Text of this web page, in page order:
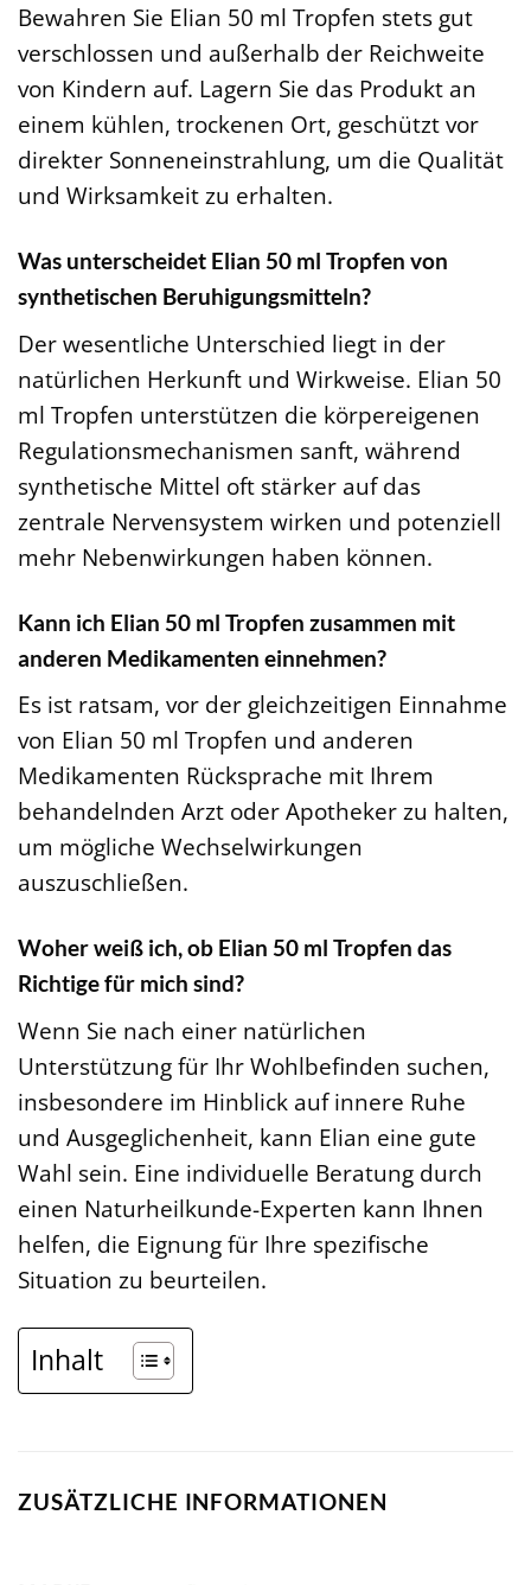
Bewahren Sie Elian 50 ml Tropfen stets gut
verschlossen und außerhalb der Reichweite
von Kindern auf. Lagern Sie das Produkt an
einem kühlen, trockenen Ort, geschützt vor
direkter Sonneneinstrahlung, um die Qualität
und Wirksamkeit zu erhalten.
Was unterscheidet Elian 50 ml Tropfen von
synthetischen Beruhigungsmitteln?
Der wesentliche Unterschied liegt in der
natürlichen Herkunft und Wirkweise. Elian 50
ml Tropfen unterstützen die körpereigenen
Regulationsmechanismen sanft, während
synthetische Mittel oft stärker auf das
zentrale Nervensystem wirken und potenziell
mehr Nebenwirkungen haben können.
Kann ich Elian 50 ml Tropfen zusammen mit
anderen Medikamenten einnehmen?
Es ist ratsam, vor der gleichzeitigen Einnahme
von Elian 50 ml Tropfen und anderen
Medikamenten Rücksprache mit Ihrem
behandelnden Arzt oder Apotheker zu halten,
um mögliche Wechselwirkungen
auszuschließen.
Woher weiß ich, ob Elian 50 ml Tropfen das
Richtige für mich sind?
Wenn Sie nach einer natürlichen
Unterstützung für Ihr Wohlbefinden suchen,
insbesondere im Hinblick auf innere Ruhe
und Ausgeglichenheit, kann Elian eine gute
Wahl sein. Eine individuelle Beratung durch
einen Naturheilkunde-Experten kann Ihnen
helfen, die Eignung für Ihre spezifische
Situation zu beurteilen.
Inhalt
ZUSÄTZLICHE INFORMATIONEN